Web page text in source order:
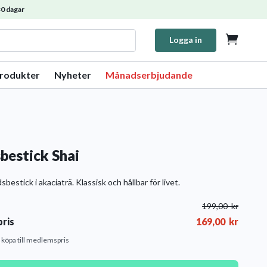
dagar
Logga in 
Nyheter Månadserbjudande
Shai
i akaciaträ. Klassisk och hållbar för livet.
199,00kr
169,00 kr
till medlemspris